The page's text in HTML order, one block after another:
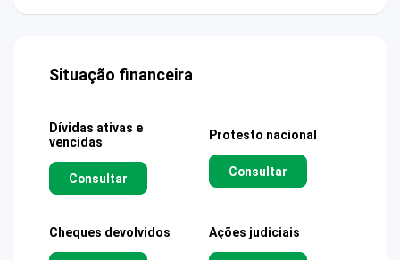
Situação financeira
Dívidas ativas e
vencidas
Consultar
Protesto nacional
Consultar
Cheques devolvidos Ações judiciais